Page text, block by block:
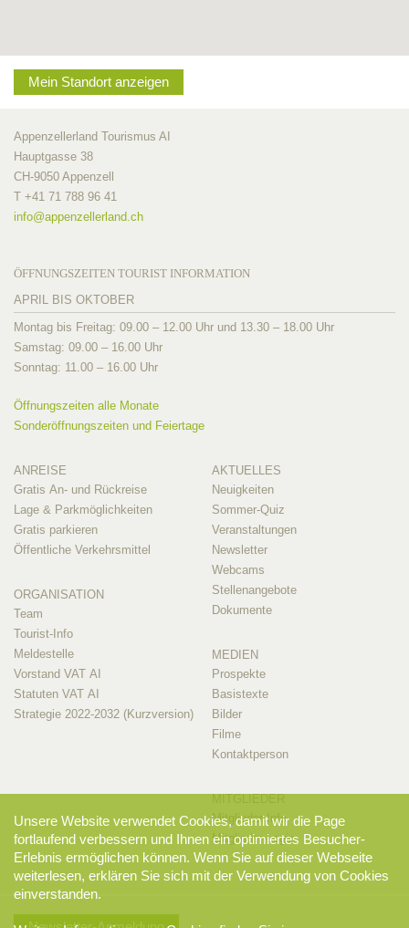
Mein Standort anzeigen
Appenzellerland Tourismus AI
Hauptgasse 38
CH-9050 Appenzell
T +41 71 788 96 41
info@appenzellerland.ch
ÖFFNUNGSZEITEN TOURIST INFORMATION
APRIL BIS OKTOBER
Montag bis Freitag: 09.00 – 12.00 Uhr und 13.30 – 18.00 Uhr
Samstag: 09.00 – 16.00 Uhr
Sonntag: 11.00 – 16.00 Uhr
Öffnungszeiten alle Monate
Sonderöffnungszeiten und Feiertage
ANREISE
Gratis An- und Rückreise
Lage & Parkmöglichkeiten
Gratis parkieren
Öffentliche Verkehrsmittel
ORGANISATION
Team
Tourist-Info
Meldestelle
Vorstand VAT AI
Statuten VAT AI
Strategie 2022-2032 (Kurzversion)
AKTUELLES
Neuigkeiten
Sommer-Quiz
Veranstaltungen
Newsletter
Webcams
Stellenangebote
Dokumente
MEDIEN
Prospekte
Basistexte
Bilder
Filme
Kontaktperson
Mitglieder-Info
Mitglieder-Login
Unsere Website verwendet Cookies, damit wir die Page
fortlaufend verbessern und Ihnen ein optimiertes Besucher-
Erlebnis ermöglichen können. Wenn Sie auf dieser Webseite
weiterlesen, erklären Sie sich mit der Verwendung von Cookies
einverstanden.